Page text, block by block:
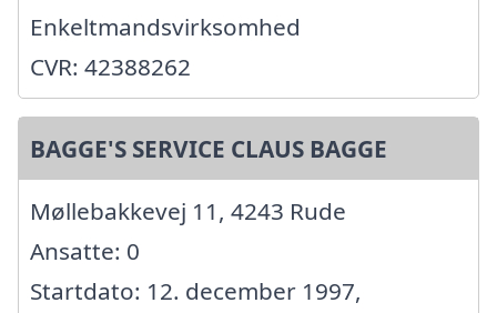
Enkeltmandsvirksomhed
CVR: 42388262
BAGGE'S SERVICE CLAUS BAGGE
Møllebakkevej 11, 4243 Rude
Ansatte: 0
Startdato: 12. december 1997,